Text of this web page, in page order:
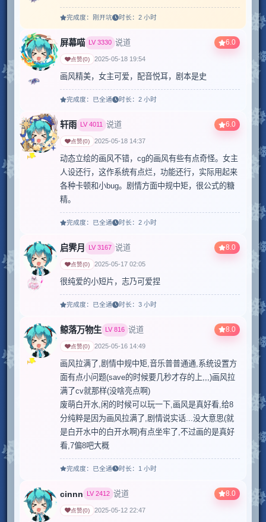
完成度： 刚开坑 时长： 2 小时
6.0
屏幕喵 LV3330 说道
点赞(0) 2025-05-18 19:54
画风精美，女主可爱，配音悦耳，剧本是史
完成度： 已全通 时长： 2 小时
6.0
轩雨 LV4011 说道
点赞(0) 2025-05-18 14:37
动态立绘的画风不错，cg的画风有些有点奇怪。女主
人设还行，这作系统有点烂，功能还行，实际用起来
各种卡顿和小bug。剧情方面中规中矩，很公式的糖
精。
完成度： 已全通 时长： 2 小时
8.0
启霁月 LV3167 说道
点赞(0) 2025-05-17 02:05
很纯爱的小短片，志乃可爱捏
完成度： 已全通 时长： 3 小时
8.0
鲸落万物生 LV816 说道
点赞(0) 2025-05-16 14:49
画风拉满了,剧情中规中矩,音乐普普通通,系统设置方
面有点小问题(save的时候要几秒才存的上,,,)画风拉
满了cv就那样(没啥亮点啊)
废萌白开水,闲的时候可以玩一下,画风是真好看,给8
分纯粹是因为画风拉满了,剧情说实话...没大意思(就
是白开水中的白开水啊)有点坐牢了,不过画的是真好
看,7偏8吧大概
完成度： 已全通 时长： 1 小时
8.0
cinnn LV2412 说道
点赞(0) 2025-05-12 22:47